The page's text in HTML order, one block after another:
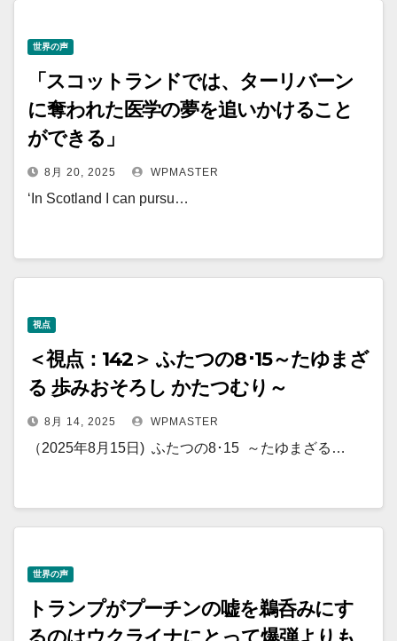
世界の声
「スコットランドでは、ターリバーン
に奪われた医学の夢を追いかけること
ができる」
8月 20, 2025 WPMASTER
‘In Scotland I can pursu…
視点
＜視点：142＞ ふたつの8･15～たゆまざ
る 歩みおそろし かたつむり～
8月 14, 2025 WPMASTER
（2025年8月15日) ふたつの8･15 ～たゆまざる…
世界の声
トランプがプーチンの嘘を鵜呑みにす